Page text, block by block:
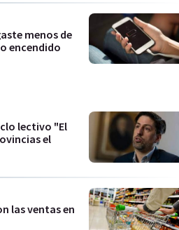
menos de
encendido
lectivo "El
el
las ventas en